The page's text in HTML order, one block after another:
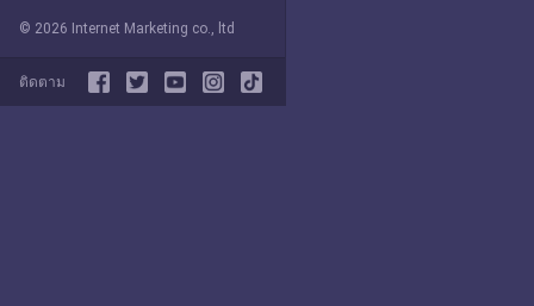
© 2026 Internet Marketing co., ltd
ติดตาม